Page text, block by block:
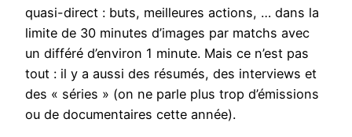
quasi-direct : buts, meilleures actions, … dans la
limite de 30 minutes d’images par matchs avec
un différé d’environ 1 minute. Mais ce n’est pas
tout : il y a aussi des résumés, des interviews et
des « séries » (on ne parle plus trop d’émissions
ou de documentaires cette année).